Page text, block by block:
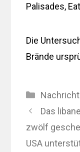
Palisades,
Die
Brände
Das
zwölf
USA